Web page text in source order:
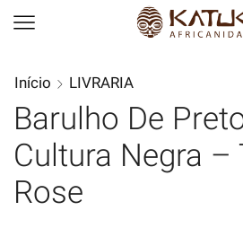
Início LIVRARIA
Barulho De
Cultura Negra –
Rose